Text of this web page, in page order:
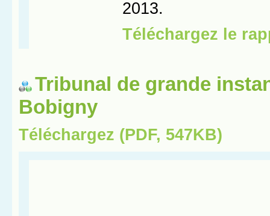
Tribunal de grande
Bobigny
Téléchargez (PDF, 547KB)